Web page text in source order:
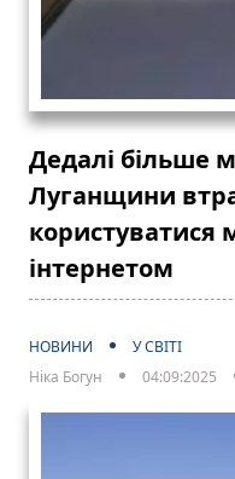
Дедалі більше
Луганщини
користуватися
інтернетом
НОВИНИ
У СВІТІ
Ніка Богун
04:09:2025